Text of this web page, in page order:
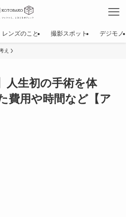
レンズのこと 撮影スポット デジモノ
え
人生初の手術を体
費用や時間など【ア